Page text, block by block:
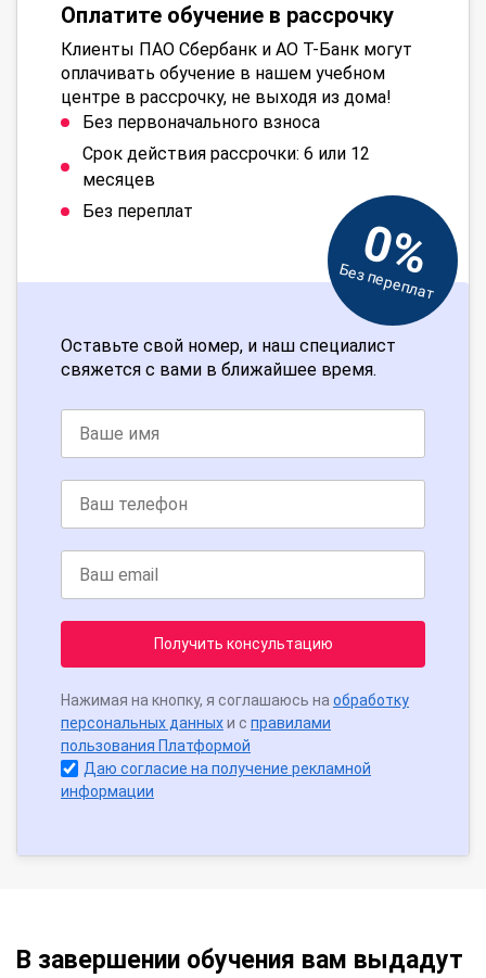
Оплатите обучение в рассрочку
Клиенты ПАО Сбербанк и АО Т-Банк могут
оплачивать обучение в нашем учебном
центре в рассрочку, не выходя из дома!
Без первоначального взноса
Срок действия рассрочки: 6 или 12
месяцев
Без переплат
0%
Без переплат
Оставьте свой номер, и наш специалист
свяжется с вами в ближайшее время.
Получить консультацию
Нажимая на кнопку, я соглашаюсь на обработку
персональных данныхи с правилами
пользования Платформой
Даю согласие на получение рекламной
информации
В завершении обучения вам выдадут